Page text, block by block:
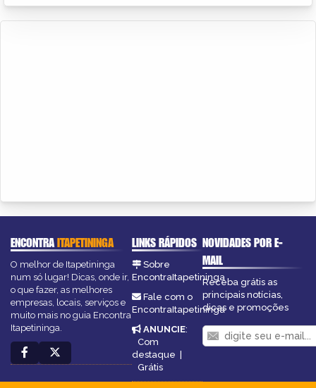
ENCONTRAITAPETININGA
O melhor de Itapetininga
num só lugar! Dicas, onde ir,
o que fazer, as melhores
empresas, locais, serviços e
muito mais no guia Encontra
Itapetininga.
LINKS RÁPIDOS
Sobre
EncontraItapetininga
Fale com o
EncontraItapetininga
ANUNCIE:
Com
destaque |
Grátis
NOVIDADES POR E-
MAIL
Receba grátis as
principais notícias,
dicas e promoções